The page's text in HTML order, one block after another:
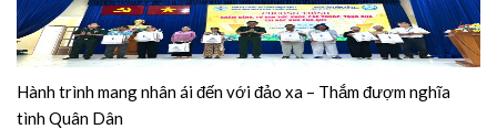
Hành trình mang nhân ái đến với đảo xa – Thắm đượm nghĩa
tình Quân Dân